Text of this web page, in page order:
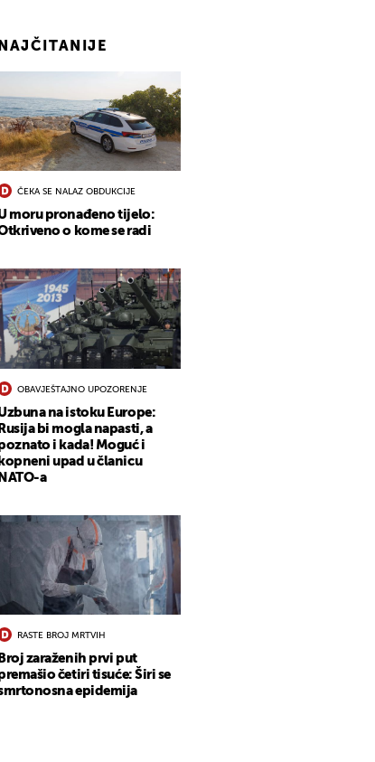
NAJČITANIJE
ČEKA SE NALAZ OBDUKCIJE
moru pronađeno tijelo:
o kome se radi
OBAVJEŠTAJNO UPOZORENJE
na istoku Europe:
Rusija bi mogla napasti, a
i kada! Moguć i
kopneni upad u članicu
NATO-a
RASTE BROJ MRTVIH
Broj zaraženih prvi put
četiri tisuće: Širi se
epidemija